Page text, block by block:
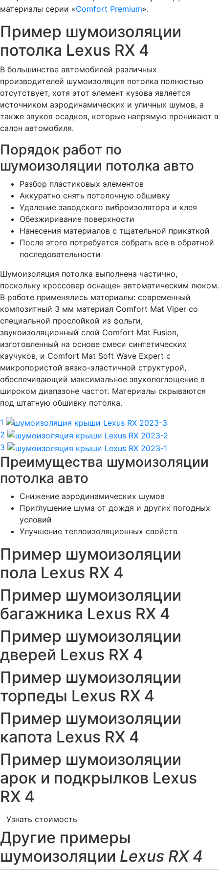
материалы серии «Comfort Premium».
Пример шумоизоляции
потолка Lexus RX 4
В большинстве автомобилей различных
производителей шумоизоляция потолка полностью
отсутствует, хотя этот элемент кузова является
источником аэродинамических и уличных шумов, а
также звуков осадков, которые напрямую проникают в
салон автомобиля.
Порядок работ по
шумоизоляции потолка авто
Разбор пластиковых элементов
Аккуратно снять потолочную обшивку
Удаление заводского виброизолятора и клея
Обезжиривание поверхности
Нанесения материалов с тщательной прикаткой
После этого потребуется собрать все в обратной
последовательности
Шумоизоляция потолка выполнена частично,
поскольку кроссовер оснащен автоматическим люком.
В работе применялись материалы: современный
композитный 3 мм материал Comfort Mat Viper со
специальной прослойкой из фольги,
звукоизоляционный слой Comfort Mat Fusion,
изготовленный на основе смеси синтетических
каучуков, и Comfort Mat Soft Wave Expert с
микропористой вязко-эластичной структурой,
обеспечивающий максимальное звукопоглощение в
широком диапазоне частот. Материалы скрываются
под штатную обшивку потолка.
1
2
3
Преимущества шумоизоляции
потолка авто
Снижение аэродинамических шумов
Приглушение шума от дождя и других погодных
условий
Улучшение теплоизоляционных свойств
Пример шумоизоляции
пола Lexus RX 4
Пример шумоизоляции
багажника Lexus RX 4
Пример шумоизоляции
дверей Lexus RX 4
Пример шумоизоляции
торпеды Lexus RX 4
Пример шумоизоляции
капота Lexus RX 4
Пример шумоизоляции
арок и подкрылков Lexus
RX 4
Узнать стоимость
Другие примеры
шумоизоляции Lexus RX 4